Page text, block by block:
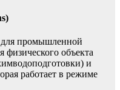
промышленной
физического объекта
и
работает в режиме